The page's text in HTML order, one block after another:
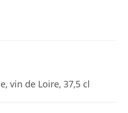
vin de Loire, 37,5 cl